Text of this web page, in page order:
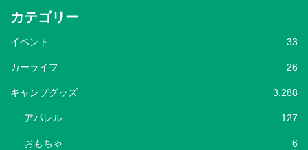
カテゴリー
イベント 33
カーライフ 26
キャンプグッズ 3,288
アパレル 127
おもちゃ 6